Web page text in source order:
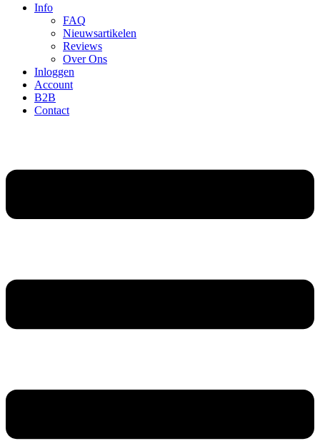
Info
FAQ
Nieuwsartikelen
Reviews
Over Ons
Inloggen
Account
B2B
Contact